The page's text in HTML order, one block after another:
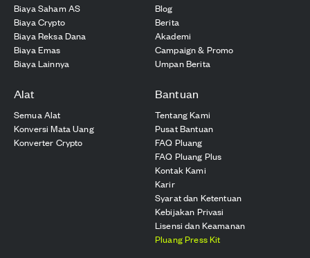
Biaya Saham AS
Biaya Crypto
Biaya Reksa Dana
Biaya Emas
Biaya Lainnya
Blog
Berita
Akademi
Campaign & Promo
Umpan Berita
Alat
Semua Alat
Konversi Mata Uang
Konverter Crypto
Bantuan
Tentang Kami
Pusat Bantuan
FAQ Pluang
FAQ Pluang Plus
Kontak Kami
Karir
Syarat dan Ketentuan
Kebijakan Privasi
Lisensi dan Keamanan
Pluang Press Kit